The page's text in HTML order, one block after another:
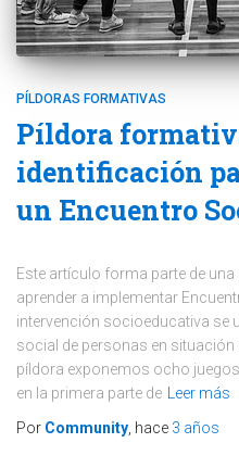
PÍLDORAS FORMATIVAS
Píldora
identificación
un Encuentro
Este artículo forma parte de
aprender a implementar
intervención socioeducativa se
social de personas en situación
píldora exponemos ocho
en la primera parte de
Leer más
Por Community , hace 3 años